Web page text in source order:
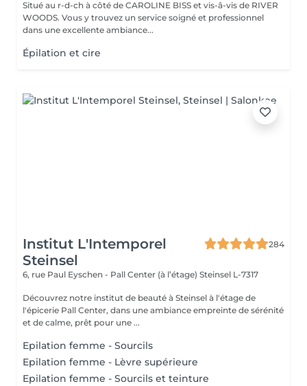
Situé au r-d-ch à côté de CAROLINE BISS et vis-â-vis de RIVER
WOODS. Vous y trouvez un service soigné et professionnel
dans une excellente ambiance...
Épilation et cire
Institut L'Intemporel
Steinsel
284
6, rue Paul Eyschen - Pall Center (à l’étage) Steinsel L-7317
Découvrez notre institut de beauté à Steinsel à l'étage de
l'épicerie Pall Center, dans une ambiance empreinte de sérénité
et de calme, prêt pour une ...
Epilation femme - Sourcils
Epilation femme - Lèvre supérieure
Epilation femme - Sourcils et teinture